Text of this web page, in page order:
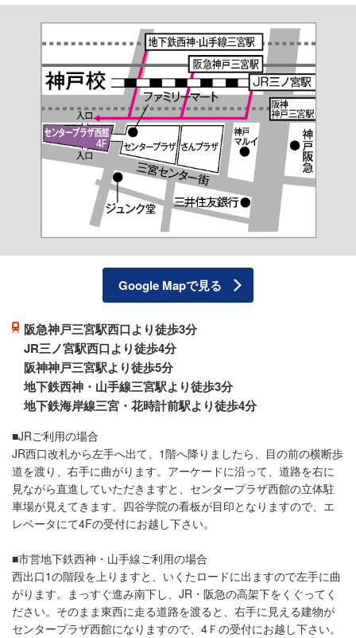
Google Mapで見る
阪急神戸三宮駅西口より徒歩3分
JR三ノ宮駅西口より徒歩4分
阪神神戸三宮駅より徒歩5分
地下鉄西神・山手線三宮駅より徒歩3分
地下鉄海岸線三宮・花時計前駅より徒歩4分
■JRご利用の場合
JR西口改札から左手へ出て、1階へ降りましたら、目の前の横断歩
道を渡り、右手に曲がります。アーケードに沿って、道路を右に
見ながら直進していただきますと、センタープラザ西館の立体駐
車場が見えてきます。四谷学院の看板が目印となりますので、エ
レベータにて4Fの受付にお越し下さい。
■市営地下鉄西神・山手線ご利用の場合
西出口1の階段を上りますと、いくたロードに出ますので左手に曲
がります。まっすぐ進み南下し、JR・阪急の高架下をくぐってく
ださい。そのまま東西に走る道路を渡ると、右手に見える建物が
センタープラザ西館になりますので、4Ｆの受付にお越し下さい。